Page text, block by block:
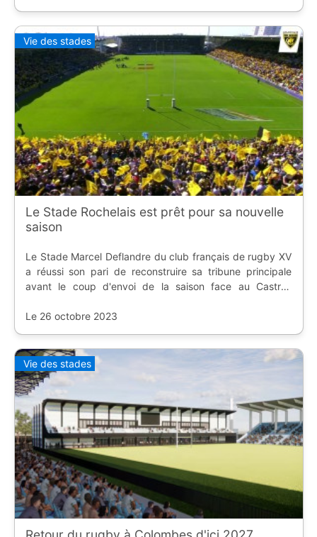
Vie des stades
Le Stade Rochelais est prêt pour sa nouvelle
saison
Le Stade Marcel Deflandre du club français de rugby XV
a réussi son pari de reconstruire sa tribune principale
avant le coup d'envoi de la saison face au Castres
Le 26 octobre 2023
Vie des stades